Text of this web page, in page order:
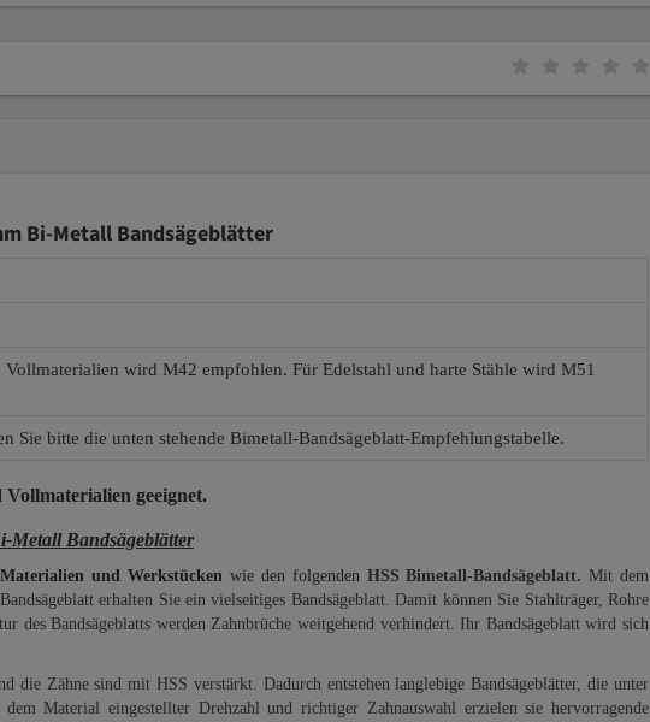
Bi-Metall Bandsägeblätter
wird M42 empfohlen. Für Edelstahl und harte Stähle wird M51
Sie bitte die unten stehende Bimetall-Bandsägeblatt-Empfehlungstabelle.
geeignet.
Bandsägeblätter
und Werkstücken wie den folgenden HSS Bimetall-Bandsägeblatt. Mit dem
erhalten Sie ein vielseitiges Bandsägeblatt. Damit können Sie Stahlträger, Rohre
des Bandsägeblatts werden Zahnbrüche weitgehend verhindert. Ihr Bandsägeblatt wird sich
die Zähne sind mit HSS verstärkt. Dadurch entstehen langlebige Bandsägeblätter, die unter
Material eingestellter Drehzahl und richtiger Zahnauswahl erzielen sie hervorragende